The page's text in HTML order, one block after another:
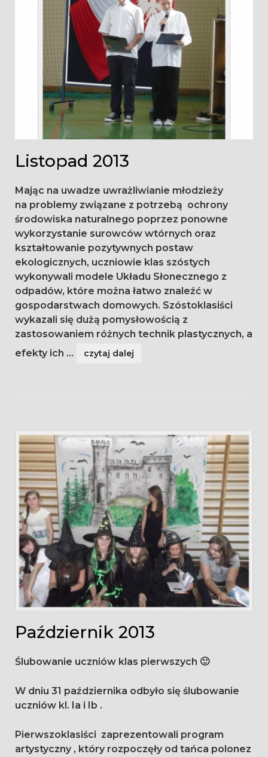
Listopad 2013
Mając na uwadze uwrażliwianie młodzieży
na problemy związane z potrzebą ochrony
środowiska naturalnego poprzez ponowne
wykorzystanie surowców wtórnych oraz
kształtowanie pozytywnych postaw
ekologicznych, uczniowie klas szóstych
wykonywali modele Układu Słonecznego z
odpadów, które można łatwo znaleźć w
gospodarstwach domowych. Szóstoklasiści
wykazali się dużą pomysłowością z
zastosowaniem różnych technik plastycznych, a
efekty ich ... czytaj dalej
Październik 2013
Ślubowanie uczniów klas pierwszych 🙂
W dniu 31 października odbyło się ślubowanie
uczniów kl. Ia i Ib .
Pierwszoklasiści zaprezentowali program
artystyczny , który rozpoczęły od tańca polonez